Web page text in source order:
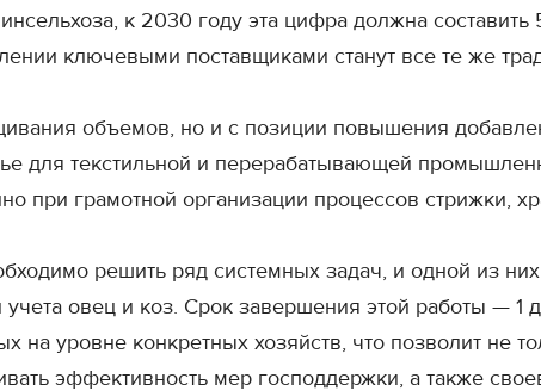
к 2030 году эта цифра должна составить
ключевыми поставщиками станут все те же
объемов, но и с позиции повышения
для текстильной и перерабатывающей
при грамотной организации процессов стрижки,
решить ряд системных задач, и одной из
учета овец и коз. Срок завершения этой работы —
на уровне конкретных хозяйств, что позволит не
эффективность мер господдержки, а также